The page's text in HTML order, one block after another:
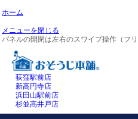
ホーム
メニューを閉じる
パネルの開閉は左右のスワイプ操作（フ
荻窪駅前店
新高円寺店
浜田山駅前店
杉並高井戸店